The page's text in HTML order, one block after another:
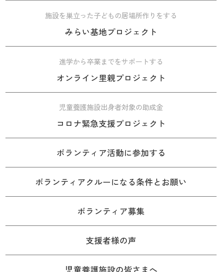
施設を巣立った子どもの居場所作りをする
みらい基地プロジェクト
進学から卒業までをサポートする
オンライン里親プロジェクト
児童養護施設出身者対象の助成金
コロナ緊急支援プロジェクト
ボランティア活動に参加する
ボランティアクルーになる条件とお願い
ボランティア募集
支援者様の声
児童養護施設の皆さまへ